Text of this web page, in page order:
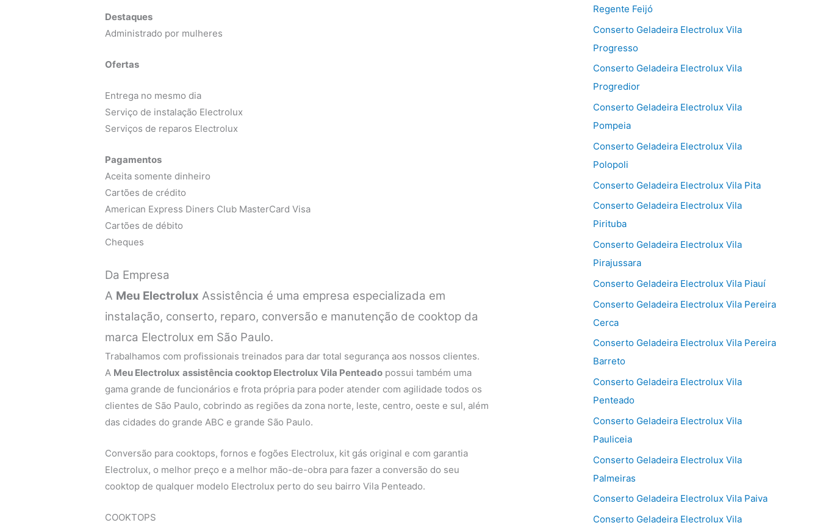
Destaques
Administrado por mulheres
Ofertas
Entrega no mesmo dia
Serviço de instalação Electrolux
Serviços de reparos Electrolux
Pagamentos
Aceita somente dinheiro
Cartões de crédito
American Express Diners Club MasterCard Visa
Cartões de débito
Cheques
Da Empresa
A Meu Electrolux Assistência é uma empresa especializada em
instalação, conserto, reparo, conversão e manutenção de cooktop da
marca Electrolux em São Paulo.
Trabalhamos com profissionais treinados para dar total segurança aos nossos clientes.
A Meu Electrolux assistência cooktop Electrolux Vila Penteado possui também uma
gama grande de funcionários e frota própria para poder atender com agilidade todos os
clientes de São Paulo, cobrindo as regiões da zona norte, leste, centro, oeste e sul, além
das cidades do grande ABC e grande São Paulo.
Conversão para cooktops, fornos e fogões Electrolux, kit gás original e com garantia
Electrolux, o melhor preço e a melhor mão-de-obra para fazer a conversão do seu
cooktop de qualquer modelo Electrolux perto do seu bairro Vila Penteado.
COOKTOPS
Regente Feijó
Conserto Geladeira Electrolux Vila
Progresso
Conserto Geladeira Electrolux Vila
Progredior
Conserto Geladeira Electrolux Vila
Pompeia
Conserto Geladeira Electrolux Vila
Polopoli
Conserto Geladeira Electrolux Vila Pita
Conserto Geladeira Electrolux Vila
Pirituba
Conserto Geladeira Electrolux Vila
Pirajussara
Conserto Geladeira Electrolux Vila Piauí
Conserto Geladeira Electrolux Vila Pereira
Cerca
Conserto Geladeira Electrolux Vila Pereira
Barreto
Conserto Geladeira Electrolux Vila
Penteado
Conserto Geladeira Electrolux Vila
Pauliceia
Conserto Geladeira Electrolux Vila
Palmeiras
Conserto Geladeira Electrolux Vila Paiva
Conserto Geladeira Electrolux Vila